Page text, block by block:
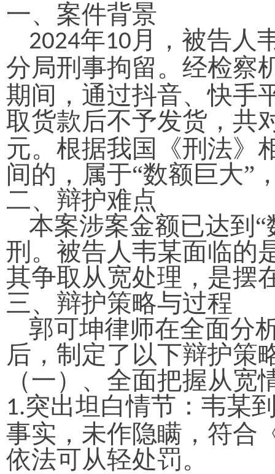
一、 案件背景
2024年10 月，被告人
分局刑事拘留。经检察
期间，通过抖音、快手
取货款后不予发货，共
元。根据我国《刑法》
间的，属于“数额巨大”
二、 辩护难点
本案涉案金额已达到
刑。被告人韦某面临的
其争取从宽处理，是摆
三、 辩护策略与过程
郭可坤律师在全面分
后，制定了以下辩护策
（一） 、全面把握从宽
1.突出坦白情节：韦某
事实，未作隐瞒，符合
依法可从轻处罚。